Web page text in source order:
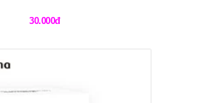
30.000đ